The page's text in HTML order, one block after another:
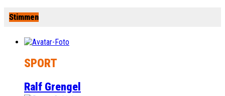
Stimmen
SPORT
Ralf Grengel